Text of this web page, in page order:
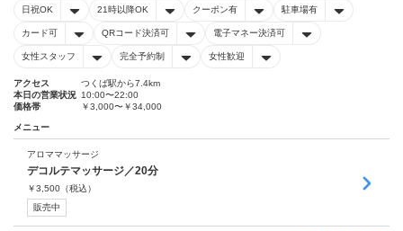
日祝OK 21時以降OK クーポン有 駐車場有
カード可 QRコード決済可 電子マネー決済可
女性スタッフ 完全予約制 女性歓迎
アクセス
つくば駅から7.4km
本日の営業状況 10:00〜22:00
価格帯
￥3,000〜￥34,000
メニュー
アロママッサージ
デコルテマッサージ／20分
￥3,500 （税込）
販売中